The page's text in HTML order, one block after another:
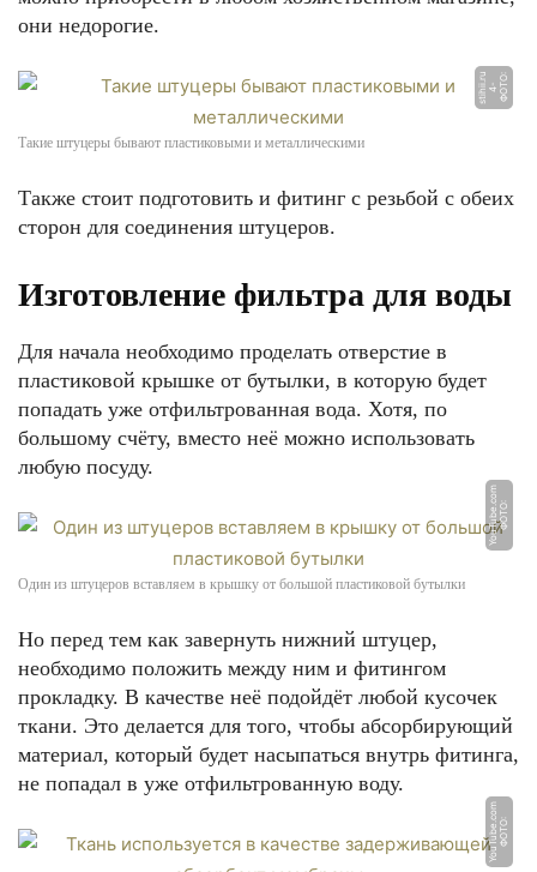
они недорогие.
Ф
О
Т О:
4
- s
ti
hii. r
u
Такие штуцеры бывают пластиковыми и металлическими
Также стоит подготовить и фитинг с резьбой с обеих
сторон для соединения штуцеров.
Изготовление фильтра для воды
Для начала необходимо проделать отверстие в
пластиковой крышке от бутылки, в которую будет
попадать уже отфильтрованная вода. Хотя, по
большому счёту, вместо неё можно использовать
любую посуду.
Ф
О
Т
О:
Y
o
u
T
u
b
e.
c
o
m
Один из штуцеров вставляем в крышку от большой пластиковой бутылки
Но перед тем как завернуть нижний штуцер,
необходимо положить между ним и фитингом
прокладку. В качестве неё подойдёт любой кусочек
ткани. Это делается для того, чтобы абсорбирующий
материал, который будет насыпаться внутрь фитинга,
не попадал в уже отфильтрованную воду.
Ф
О
Т
О:
Y
o
u
T
u
b
e.
c
o
m